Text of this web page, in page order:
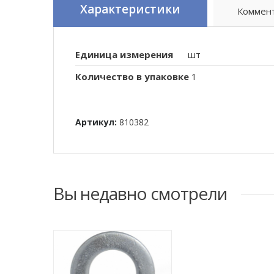
Характеристики
Единица измерения
шт
Количество в упаковке 1
Артикул: 810382
Вы недавно смотрели